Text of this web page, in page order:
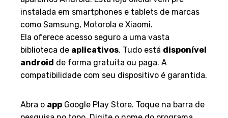
instalada em smartphones e tablets de marcas
como Samsung, Motorola e Xiaomi.
Ela oferece acesso seguro a uma vasta
biblioteca de aplicativos. Tudo está disponível
android de forma gratuita ou paga. A
compatibilidade com seu dispositivo é garantida.
Abra o app Google Play Store. Toque na barra de